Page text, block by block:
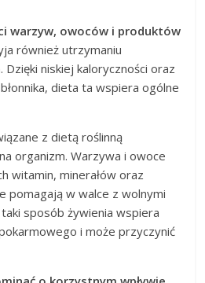
warzyw, owoców i produktów
również utrzymaniu
Dzięki niskiej kaloryczności oraz
dieta ta wspiera ogólne
z dietą roślinną
organizm. Warzywa i owoce
witamin, minerałów oraz
pomagają w walce z wolnymi
sposób żywienia wspiera
i może przyczynić